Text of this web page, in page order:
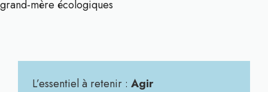
grand-mère écologiques
L’essentiel à retenir : Agir